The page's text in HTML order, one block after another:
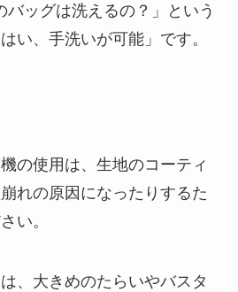
バッグは洗えるの？」という
い、手洗いが可能」です。
の使用は、生地のコーティ
れの原因になったりするた
い。
、大きめのたらいやバスタ